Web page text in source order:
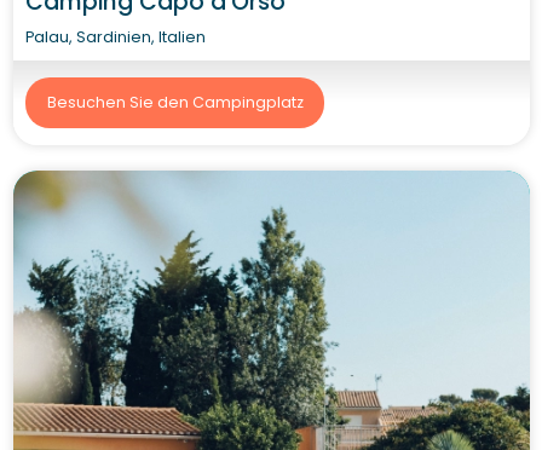
Palau, Sardinien, Italien
Besuchen Sie den Campingplatz